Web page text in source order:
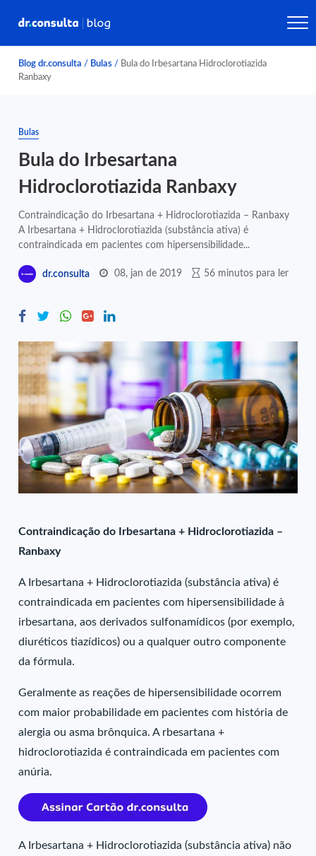
Blog dr.consulta / Bulas / Bula do Irbesartana Hidroclorotiazida
Ranbaxy
Bulas
Bula do Irbesartana
Hidroclorotiazida Ranbaxy
Contraindicação do Irbesartana + Hidroclorotiazida – Ranbaxy
A Irbesartana + Hidroclorotiazida (substância ativa) é
contraindicada em pacientes com hipersensibilidade...
dr.consulta 08, jan de 2019 56 minutos para ler
Contraindicação do Irbesartana + Hidroclorotiazida –
Ranbaxy
A Irbesartana + Hidroclorotiazida (substância ativa) é
contraindicada em pacientes com hipersensibilidade à
irbesartana, aos derivados sulfonamídicos (por exemplo,
diuréticos tiazídicos) ou a qualquer outro componente
da fórmula.
Geralmente as reações de hipersensibilidade ocorrem
com maior probabilidade em pacientes com história de
alergia ou asma brônquica. A rbesartana +
hidroclorotiazida é contraindicada em pacientes com
anúria.
A Irbesartana + Hidroclorotiazida (substância ativa) não